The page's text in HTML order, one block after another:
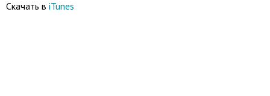
Скачать в iTunes